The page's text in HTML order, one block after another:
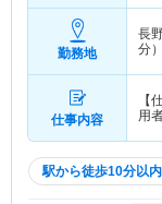
勤務地
長
分）
仕事内容
【
用
駅から徒歩10分以内